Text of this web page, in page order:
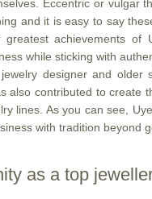
Eccentric or vulgar
and it is easy to say
greatest achievements of
while sticking with
designer and older
also contributed to create
lines. As you can see,
with tradition beyond
as a top